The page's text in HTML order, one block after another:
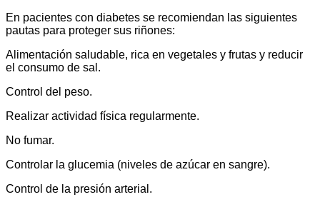
En pacientes con diabetes se recomiendan las siguientes
pautas para proteger sus riñones:
Alimentación saludable, rica en vegetales y frutas y reducir
el consumo de sal.
Control del peso.
Realizar actividad física regularmente.
No fumar.
Controlar la glucemia (niveles de azúcar en sangre).
Control de la presión arterial.